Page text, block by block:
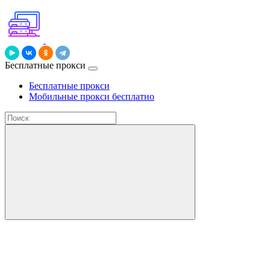
Бесплатные прокси
Бесплатные прокси
Мобильные прокси бесплатно